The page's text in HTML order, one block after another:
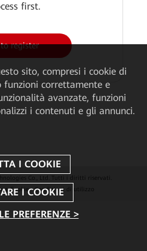
first.
register
Co., Ltd. Tutti i diritti riservati.
Cookie Condizioni di utilizzo
sito, compresi i cookie di
correttamente e
avanzate, funzioni
i contenuti e gli annunci.
PREFERENZE >